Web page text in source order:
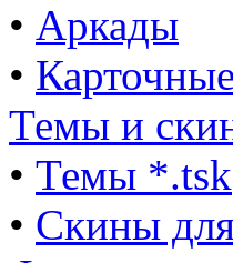
• Аркады
• Карточные
Темы и
• Темы *.tsk
• Скины